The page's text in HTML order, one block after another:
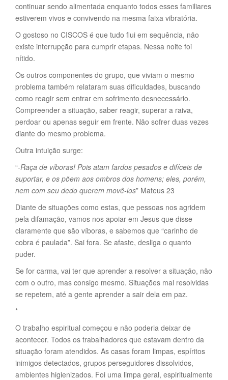
continuar sendo alimentada enquanto todos esses familiares
estiverem vivos e convivendo na mesma faixa vibratória.
O gostoso no CISCOS é que tudo flui em sequência, não
existe interrupção para cumprir etapas. Nessa noite foi
nítido.
Os outros componentes do grupo, que viviam o mesmo
problema também relataram suas dificuldades, buscando
como reagir sem entrar em sofrimento desnecessário.
Compreender a situação, saber reagir, superar a raiva,
perdoar ou apenas seguir em frente. Não sofrer duas vezes
diante do mesmo problema.
Outra intuição surge:
“-Raça de víboras! Pois atam fardos pesados e difíceis de
suportar, e os põem aos ombros dos homens; eles, porém,
nem com seu dedo querem movê-los” Mateus 23
Diante de situações como estas, que pessoas nos agridem
pela difamação, vamos nos apoiar em Jesus que disse
claramente que são víboras, e sabemos que “carinho de
cobra é paulada”. Sai fora. Se afaste, desliga o quanto
puder.
Se for carma, vai ter que aprender a resolver a situação, não
com o outro, mas consigo mesmo. Situações mal resolvidas
se repetem, até a gente aprender a sair dela em paz.
*
O trabalho espiritual começou e não poderia deixar de
acontecer. Todos os trabalhadores que estavam dentro da
situação foram atendidos. As casas foram limpas, espíritos
inimigos detectados, grupos perseguidores dissolvidos,
ambientes higienizados. Foi uma limpa geral, espiritualmente